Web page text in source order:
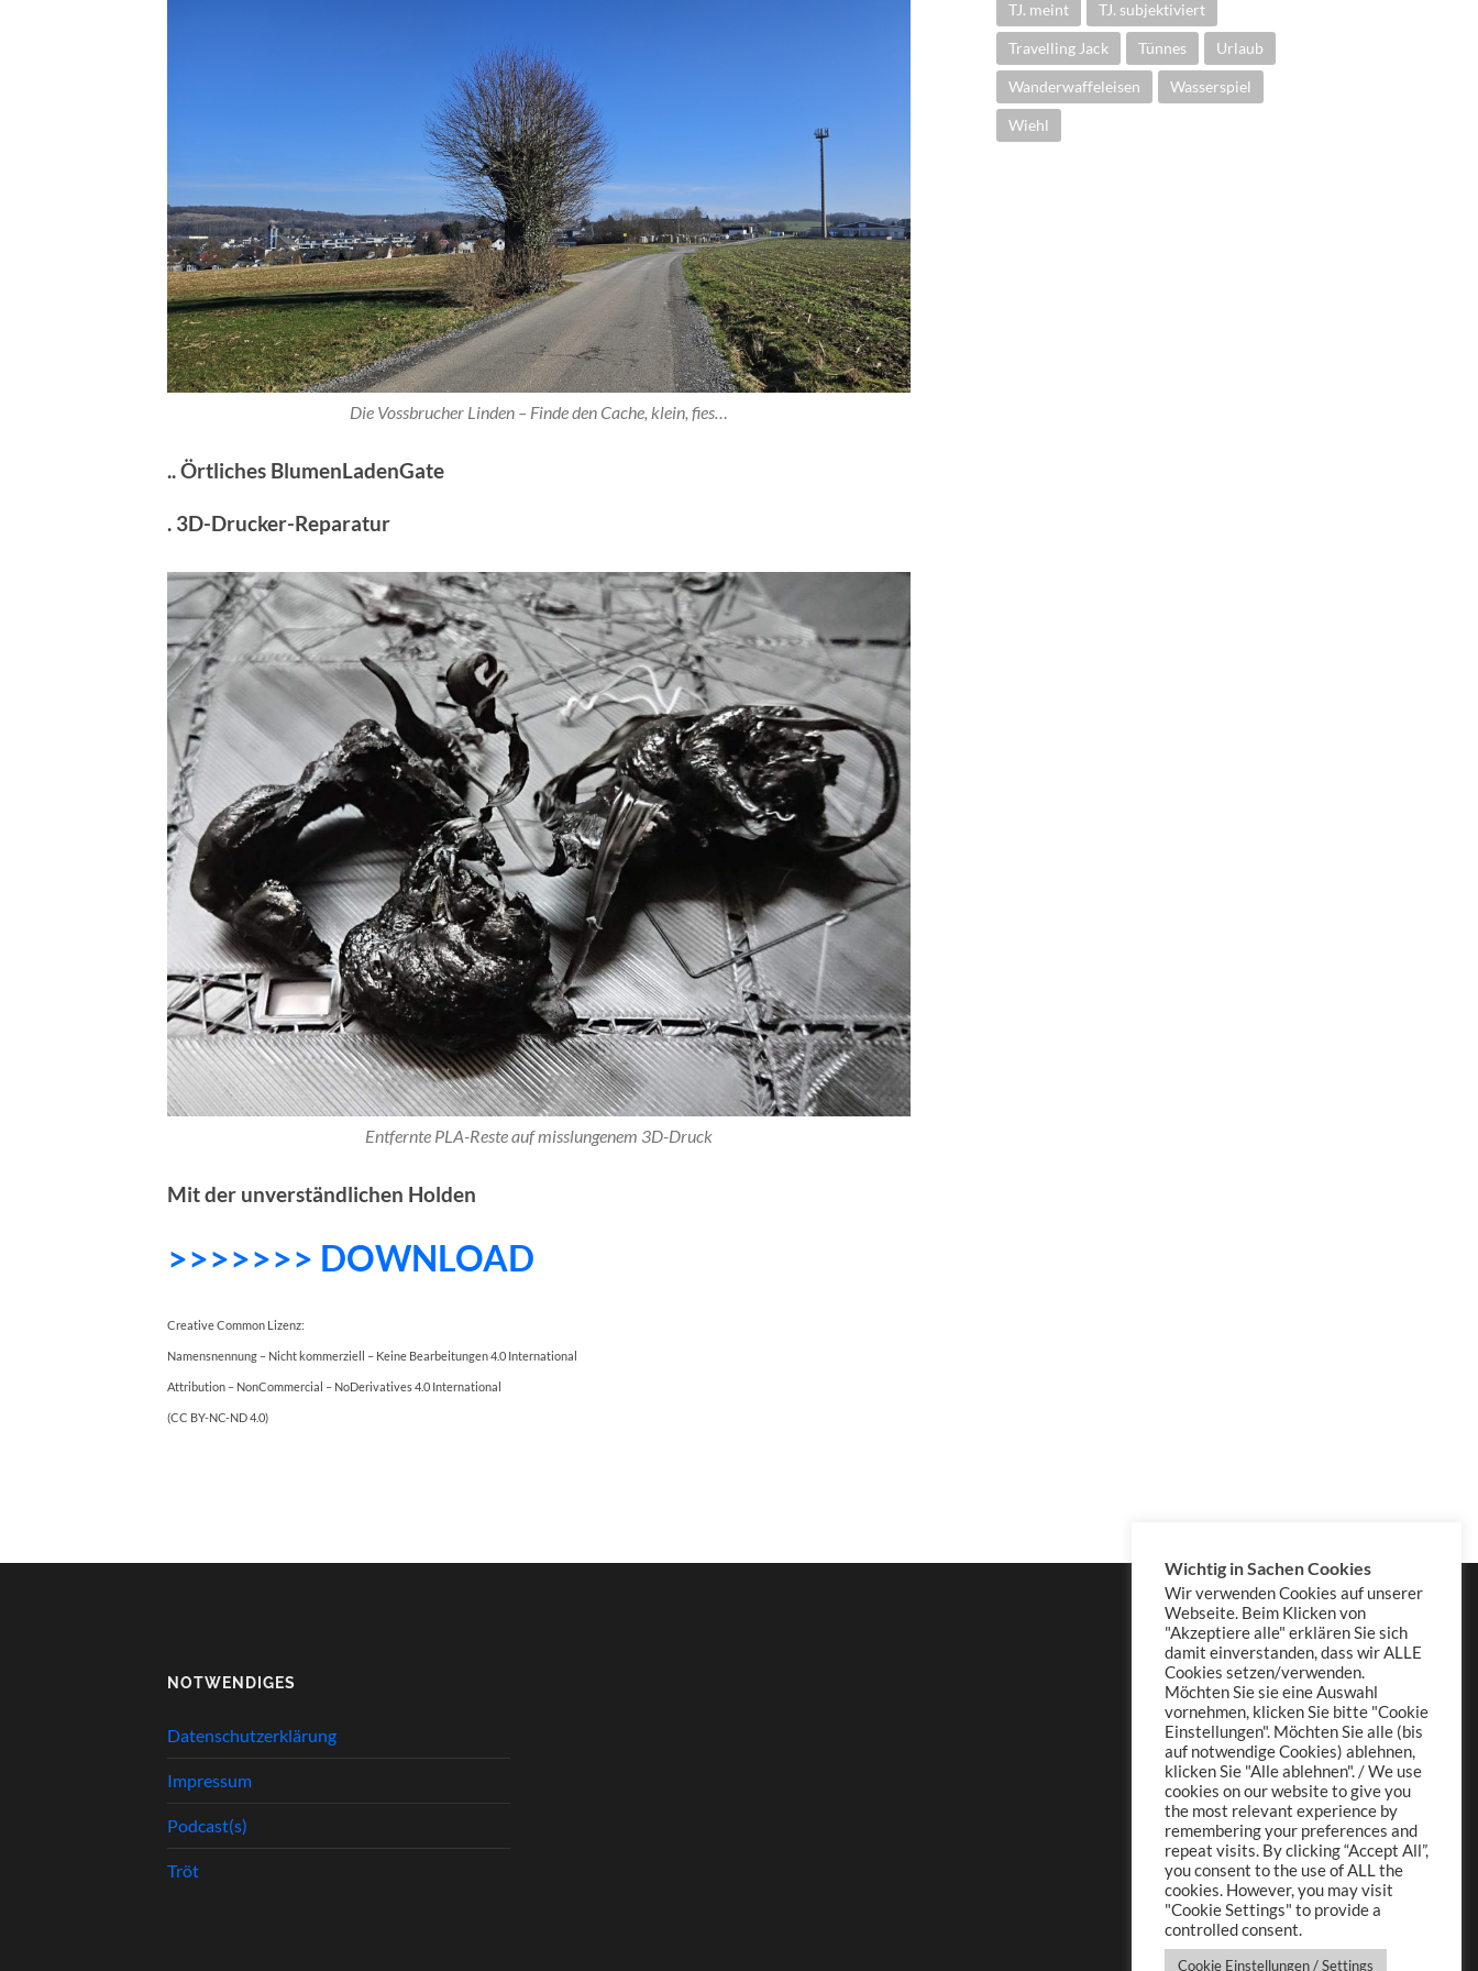
Die Vossbrucher Linden – Finde den Cache, klein, fies…
.. Örtliches BlumenLadenGate
. 3D-Drucker-Reparatur
Entfernte PLA-Reste auf misslungenem 3D-Druck
Mit der unverständlichen Holden
>>>>>>> DOWNLOAD
Creative Common Lizenz:
Namensnennung – Nicht kommerziell – Keine Bearbeitungen 4.0 International
Attribution – NonCommercial – NoDerivatives 4.0 International
(CC BY-NC-ND 4.0)
TJ. meint TJ. subjektiviert
Travelling Jack Tünnes Urlaub
Wanderwaffeleisen Wasserspiel
Wiehl
NOTWENDIGES
Datenschutzerklärung
Impressum
Podcast(s)
Tröt
Wichtig in Sachen Cookies
Wir verwenden Cookies auf unserer
Webseite. Beim Klicken von
"Akzeptiere alle" erklären Sie sich
damit einverstanden, dass wir ALLE
Cookies setzen/verwenden.
Möchten Sie sie eine Auswahl
vornehmen, klicken Sie bitte "Cookie
Einstellungen". Möchten Sie alle (bis
auf notwendige Cookies) ablehnen,
klicken Sie "Alle ablehnen". / We use
cookies on our website to give you
the most relevant experience by
remembering your preferences and
repeat visits. By clicking “Accept All”,
you consent to the use of ALL the
cookies. However, you may visit
"Cookie Settings" to provide a
controlled consent.
Cookie Einstellungen / Settings